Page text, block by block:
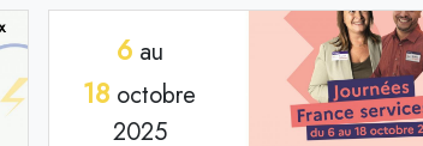
6au
18 octobre
2025